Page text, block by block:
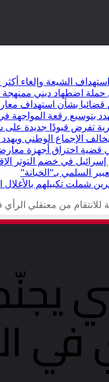
وإلغاء أكثر من 50 موكبا
اضطهاد ديني
قضائيا بشأن استهداف
بتوسيع رقعة المواجهة
تفرض قيودًا جديدة على
الإجماع الوطني ويهدد
قضية اختراق أجهزة
في خضم التوتر
السلمي بـ”الخيانة”
شملت تكبيلهم بالأغلال
للانتقام من معتقلي
في